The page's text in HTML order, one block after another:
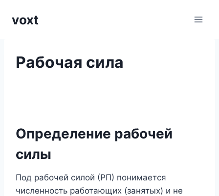
voxt
Рабочая сила
Определение рабочей
силы
Под рабочей силой (РП) понимается
численность работающих (занятых) и не